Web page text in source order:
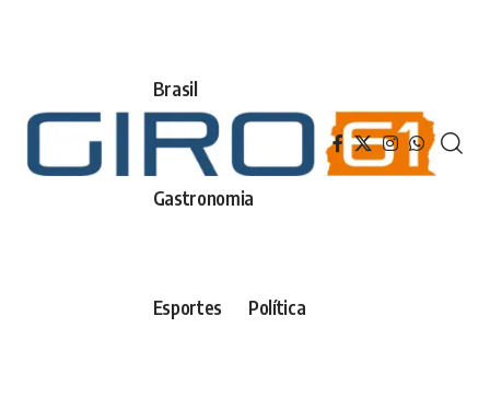
Brasil
Gastronomia
Esportes Política